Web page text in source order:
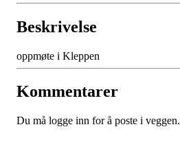
Beskrivelse
oppmøte i Kleppen
Kommentarer
Du må logge inn for å poste i veggen.